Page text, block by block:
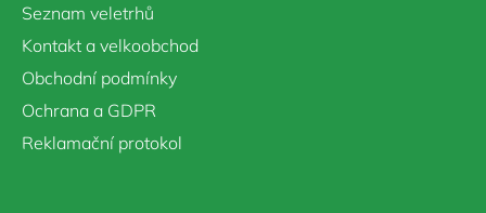
Seznam veletrhů
Kontakt a velkoobchod
Obchodní podmínky
Ochrana a GDPR
Reklamační protokol